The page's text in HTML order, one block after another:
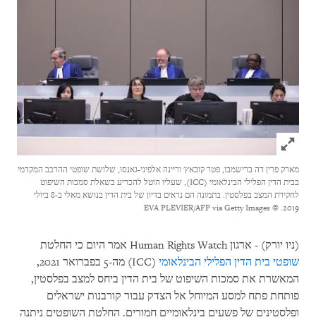
Click to expand Image
מארק פרין דה ברישמבו, פטר קובאץ' וריינה אלפיני-גאנסו, שלושת שופטי ההרכב המקדמי
בבית הדין הפלילי הבינלאומי (ICC), שעליו הוטל להכריע בשאלת סמכות השיפוט
לחקירת המצב בפלסטין. בתמונה הם נראים בדיון של בית הדין בנושא מאלי ב-8 ביולי
2019.
© EVA PLEVIER/AFP via Getty Images
(ניו יורק) - ארגון Human Rights Watch אמר היום כי החלטת
שופטי בית הדין הפלילי הבינלאומי
(ICC) מה-5 בפברואר 2021,
המאשרת את סמכות השיפוט של בית הדין ביחס למצב בפלסטין,
פותחת פתח למסע המיוחל אל הצדק עבור קורבנות ישראלים
ופלסטינים של פשעים בינלאומיים חמורים. החלטת השופטים ניתנה